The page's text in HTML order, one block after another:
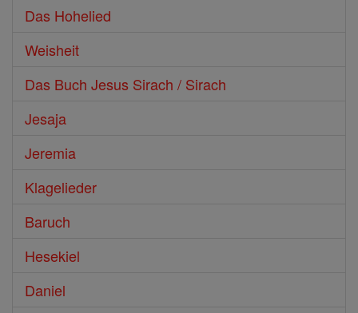
Das Hohelied
Weisheit
Das Buch Jesus Sirach / Sirach
Jesaja
Jeremia
Klagelieder
Baruch
Hesekiel
Daniel